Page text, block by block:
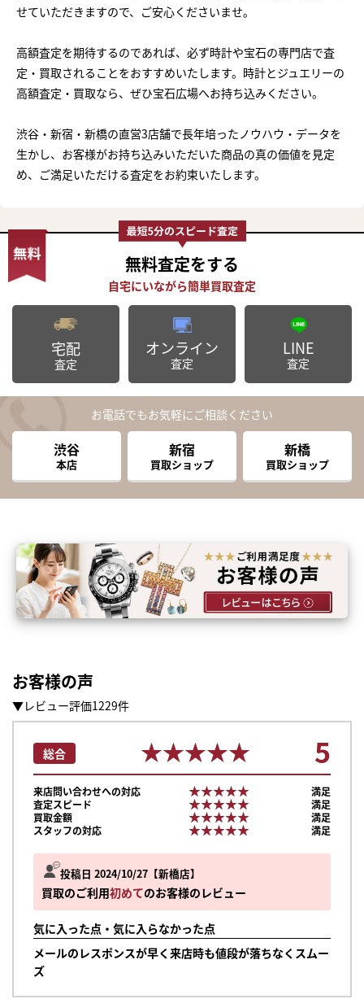
せていただきますので、ご安心くださいませ。
高額査定を期待するのであれば、必ず時計や宝石の専門店で査
定・買取されることをおすすめいたします。時計とジュエリーの
高額査定・買取なら、ぜひ宝石広場へお持ち込みください。
渋谷・新宿・新橋の直営3店舗で長年培ったノウハウ・データを
生かし、お客様がお持ち込みいただいた商品の真の価値を見定
め、ご満足いただける査定をお約束いたします。
無料査定をする
宅配
査定
オンライン
査定
LINE
査定
お電話でもお気軽にご相談ください
渋谷
本店
新宿
買取ショップ
新橋
買取ショップ
お客様の声
▼レビュー評価1229件
投稿日 2024/10/27 新橋店
買取のご利用初めてのお客様のレビュー
気に入った点・気に入らなかった点
メールのレスポンスが早く来店時も値段が落ちなくスムー
ズ
総合 ★★★★★
★★★★★ 5
来店問い合わせへの対応 ★★★★★
★★★★★
満足
査定スピード
★★★★★
★★★★★
満足
買取金額
★★★★★
★★★★★
満足
スタッフの対応
★★★★★
★★★★★ 満足
まずは